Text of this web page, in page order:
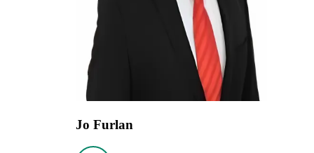
Jo Furlan